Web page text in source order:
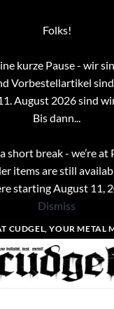
Folks!
kurze Pause - wir
Vorbestellartikel
August 2026 sind
Bis dann...
short break - we’re at
items are still
starting August 11,
Dismiss
CUDGEL, YOUR METAL